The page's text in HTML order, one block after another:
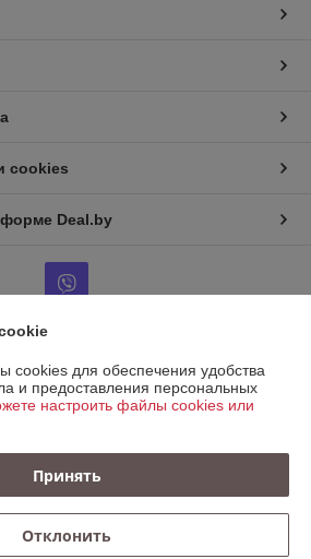
cookies
Deal.by
ул. Сырокомли, д. 7, пом. 104 (236)
193721138
горисполком
09.11.2023
для обеспечения удобства
и предоставления персональных
настроить файлы cookies или
Принять
Отклонить